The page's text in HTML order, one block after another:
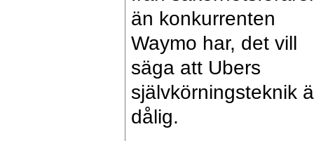
än konkurrenten
Waymo har, det vill
säga att Ubers
självkörningsteknik
dålig.